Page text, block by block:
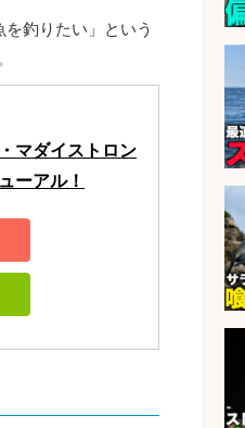
釣りたい」という
マダイストロン
ーアル！